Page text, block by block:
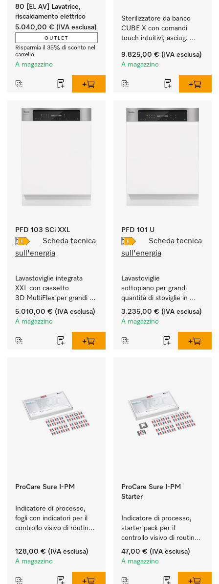
80 [EL AV] Lavatrice,
riscaldamento elettrico
5.040,00 € (IVA esclusa)
OUTLET
Risparmia il 35% di sconto nel
carrello
A magazzino
Sterilizzatore da banco
CUBE X con comandi
touch intuitivi, asciug.
di strumenti.
9.825,00 € (IVA esclusa)
A magazzino
PFD 103 SCi XXL
Scheda tecnica
sull'energia
Lavastoviglie integrata
XXL con cassetto
3D MultiFlex per grandi
quantità di stoviglie in
case e cucine di studi,
5.010,00 € (IVA esclusa)
A magazzino
PFD 101 U
Scheda tecnica
sull'energia
Lavastoviglie
sottopiano per grandi
quantità di stoviglie in
case e cucine di studi,
circoli, uffici.
3.235,00 € (IVA esclusa)
A magazzino
ProCare Sure I-PM
Indicatore di processo,
fogli con indicatori per il
controllo visivo di routine
disinfezione.
128,00 € (IVA esclusa)
A magazzino
ProCare Sure I-PM
Starter
Indicatore di processo,
starter pack per il
controllo visivo di routine
nel processo di lavaggio e
disinfezione.
47,00 € (IVA esclusa)
A magazzino